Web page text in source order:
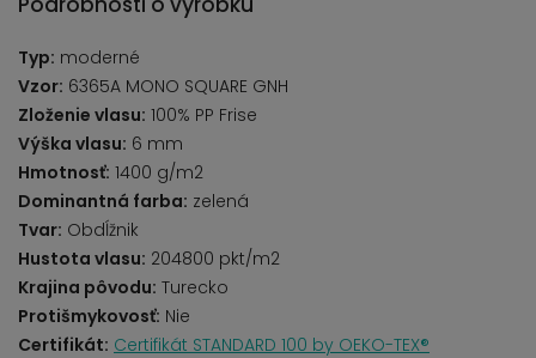
Typ: moderné
Vzor: 6365A MONO SQUARE GNH
Zloženie vlasu: 100% PP Frise
Výška vlasu: 6 mm
Hmotnosť: 1400 g/m2
Dominantná farba: zelená
Tvar: Obdĺžnik
Hustota vlasu: 204800 pkt/m2
Krajina pôvodu: Turecko
Protišmykovosť: Nie
Certifikát: Certifikát STANDARD 100 by OEKO-TEX®